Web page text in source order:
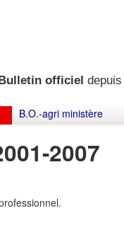
Bulletin officiel
B.O.-agri ministère
2007